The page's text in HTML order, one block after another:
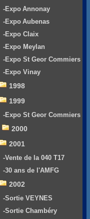
-Expo Annonay
-Expo Aubenas
-Expo Claix
-Expo Meylan
-Expo St Geor Commiers
-Expo Vinay
1998
1999
-Expo St Geor Commiers
2000
2001
-Vente de la 040 T17
-30 ans de l'AMFG
2002
-Sortie VEYNES
-Sortie Chambéry